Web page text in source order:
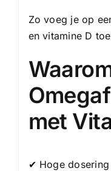
Zo voeg je op
en vitamine D
met
✔ Hoge